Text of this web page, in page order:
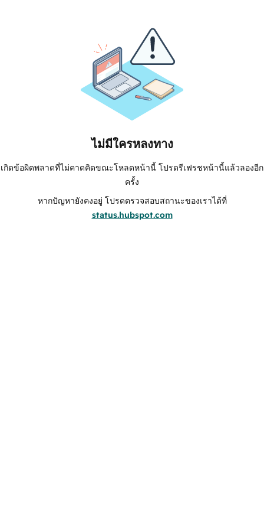
ไม่มีใครหลงทาง
เกิดข้อผิดพลาดที่ไม่คาดคิดขณะโหลดหน้านี้ โปรดรีเฟรชหน้านี้แล้วลองอีก
ครั้ง
หากปัญหายังคงอยู่ โปรดตรวจสอบสถานะของเราได้ที่
status.hubspot.com